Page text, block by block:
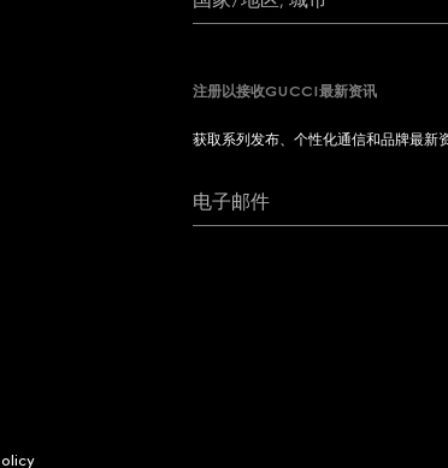
注册以接收GUCCI最新资讯
获取系列发布、个性化通信和品牌最新
电子邮件